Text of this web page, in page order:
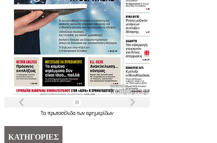
Τα πρωτοσέλιδατων εφημερίδων
ΚΑΤΗΓΟΡΙΕΣ